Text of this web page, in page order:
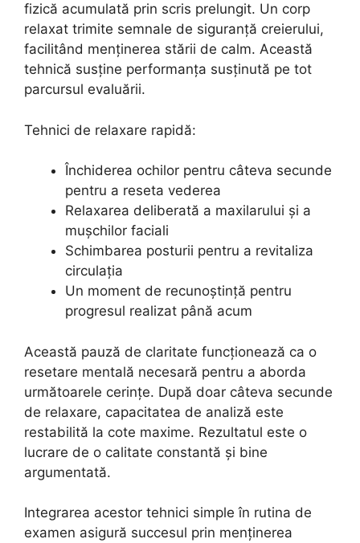
fizică acumulată prin scris prelungit. Un corp
relaxat trimite semnale de siguranță creierului,
facilitând menținerea stării de calm. Această
tehnică susține performanța susținută pe tot
parcursul evaluării.
Tehnici de relaxare rapidă:
Închiderea ochilor pentru câteva secunde
pentru a reseta vederea
Relaxarea deliberată a maxilarului și a
mușchilor faciali
Schimbarea posturii pentru a revitaliza
circulația
Un moment de recunoștință pentru
progresul realizat până acum
Această pauză de claritate funcționează ca o
resetare mentală necesară pentru a aborda
următoarele cerințe. După doar câteva secunde
de relaxare, capacitatea de analiză este
restabilită la cote maxime. Rezultatul este o
lucrare de o calitate constantă și bine
argumentată.
Integrarea acestor tehnici simple în rutina de
examen asigură succesul prin menținerea